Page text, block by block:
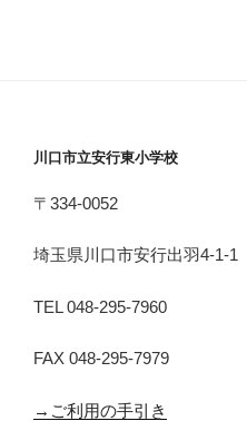
川口市立安行東小学校
〒334-0052
埼玉県川口市安行出羽4-1-1
TEL 048-295-7960
FAX 048-295-7979
→ご利用の手引き